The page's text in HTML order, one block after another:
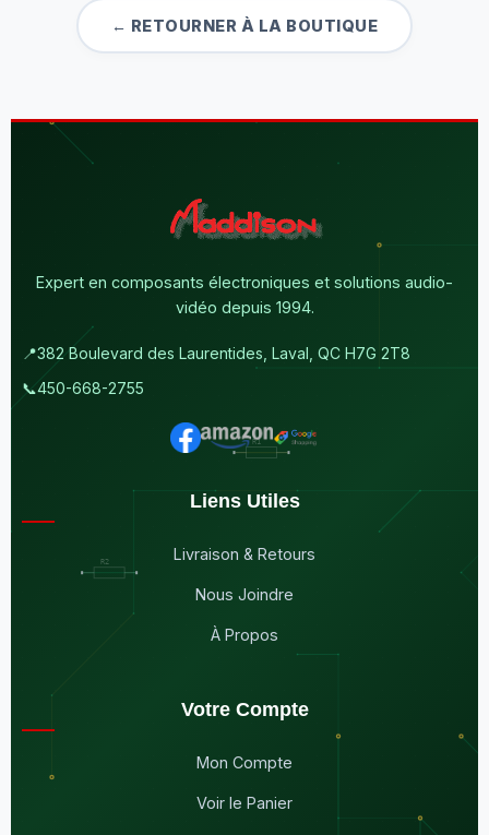
← RETOURNER À LA BOUTIQUE
Expert en composants électroniques et solutions audio-
vidéo depuis 1994.
📍382 Boulevard des Laurentides, Laval, QC H7G 2T8
📞450-668-2755
Liens Utiles
Livraison & Retours
Nous Joindre
À Propos
Votre Compte
Mon Compte
Voir le Panier